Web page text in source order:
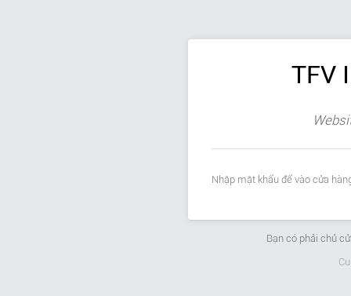
TFV
Nhập mật khẩu để vào cửa
Bạn có phải chủ